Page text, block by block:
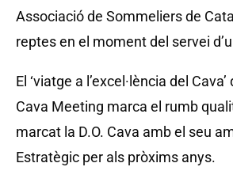
Associació de Sommeliers de
reptes en el moment del servei
El ‘viatge a l’excel·lència del
Cava Meeting marca el rumb
marcat la D.O. Cava amb el seu
Estratègic per als pròxims anys.